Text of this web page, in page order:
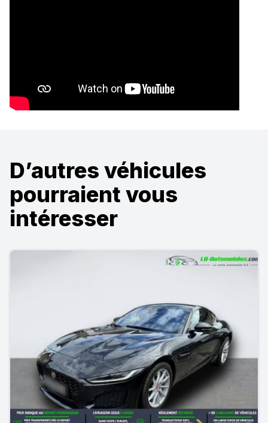
D’autres véhicules
pourraient vous
intéresser